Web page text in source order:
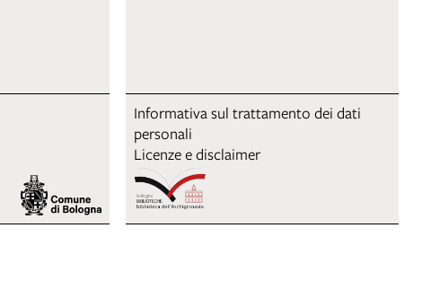
Informativa sul trattamento dei dati
personali
Licenze e disclaimer